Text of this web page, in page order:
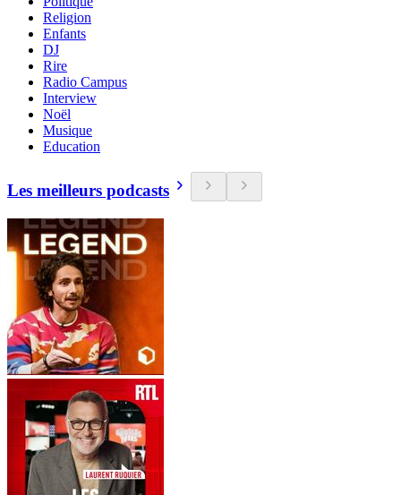
Religion
Enfants
DJ
Rire
Radio Campus
Interview
Noël
Musique
Education
Les meilleurs podcasts